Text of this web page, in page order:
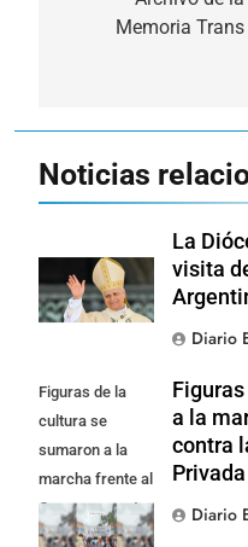
entradas
Memoria Trans
Noticias
La
visita
Diario
Figuras de la
cultura se
sumaron a la
marcha frente al
Congreso contra
la Ley de
a la
contra
Privada
Diario